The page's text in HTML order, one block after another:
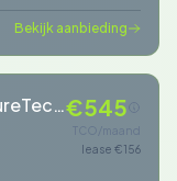
Bekijk aanbieding
€545
TCO/maand
lease €156